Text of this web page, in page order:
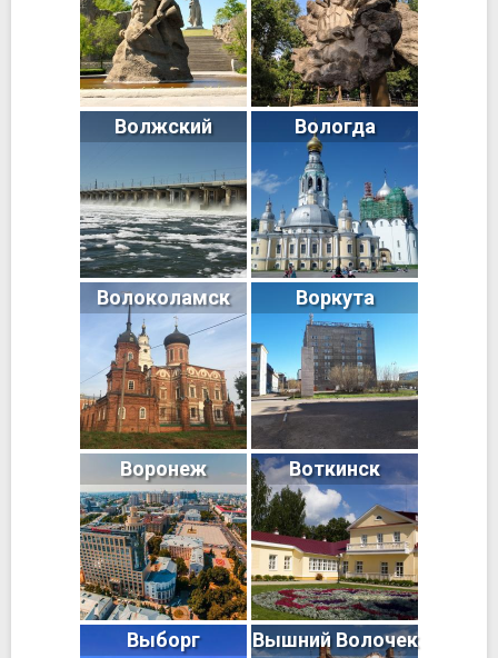
Волжский Вологда
Волоколамск Воркута
Воронеж Воткинск
Выборг Вышний Волочек